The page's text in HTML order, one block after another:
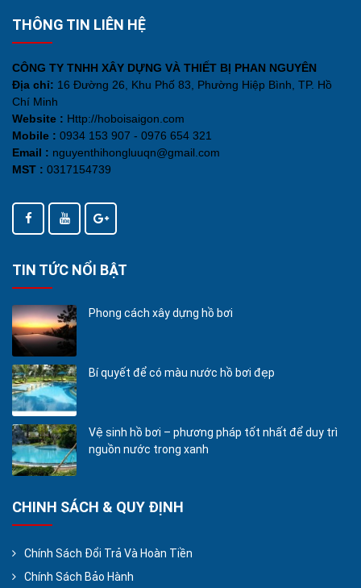
THÔNG TIN LIÊN HỆ
CÔNG TY TNHH XÂY DỰNG VÀ THIẾT BỊ PHAN NGUYÊN
Địa chỉ: 16 Đường 26, Khu Phố 83, Phường Hiệp Bình, TP. Hồ
Chí Minh
Website : Http://hoboisaigon.com
Mobile : 0934 153 907 - 0976 654 321
Email : nguyenthihongluuqn@gmail.com
MST : 0317154739
TIN TỨC NỔI BẬT
Phong cách xây dựng hồ bơi
Bí quyết để có màu nước hồ bơi đẹp
Vệ sinh hồ bơi – phương pháp tốt nhất để duy trì
nguồn nước trong xanh
CHINH SÁCH & QUY ĐỊNH
Chính Sách Đổi Trả Và Hoàn Tiền
Chính Sách Bảo Hành